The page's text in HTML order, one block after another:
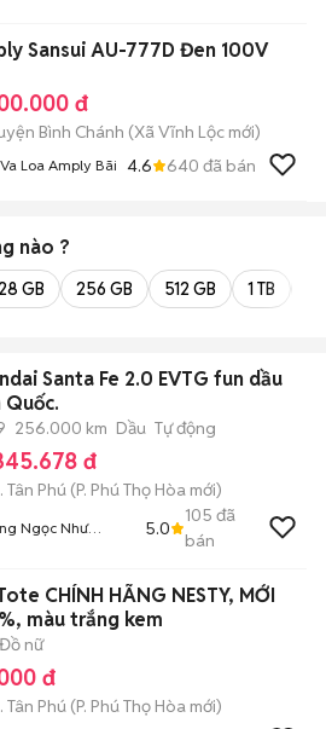
Sansui AU-777D Đen 100V
đ
Bình Chánh (Xã Vĩnh Lộc mới)
Loa Amply Bãi 4.6 640 đã bán
nào ?
GB 256 GB 512 GB 1 TB
Santa Fe 2.0 EVTG fun dầu
Quốc.
256.000 km Dầu Tự động
đ
Tân Phú (P. Phú Thọ Hòa mới)
Ngọc Như
5.0
105 đã
bán
CHÍNH HÃNG NESTY, MỚI
màu trắng kem
Đồ nữ
đ
Tân Phú (P. Phú Thọ Hòa mới)